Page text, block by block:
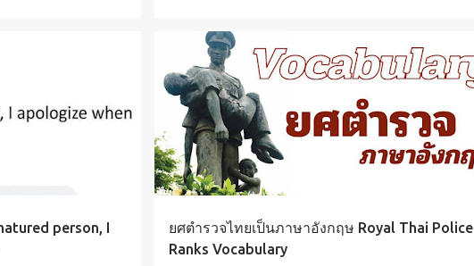
person, I
ยศตำรวจไทยเป็นภาษาอังกฤษ Royal Thai Police
Ranks Vocabulary
ENGLISH VOCABULARY